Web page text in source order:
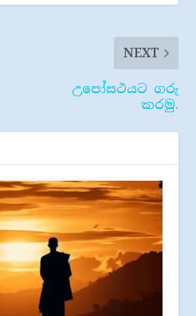
NEXT
උපෝසථයට ගරු
කරමු.